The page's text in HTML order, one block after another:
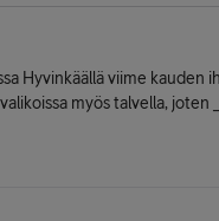
Hyvinkäällä viime kauden
myös talvella, joten